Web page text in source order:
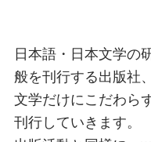
日本語・日本文学の
般を刊行する出版社
文学だけにこだわら
刊行していきます。